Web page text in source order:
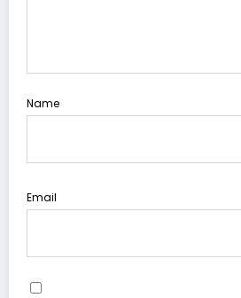
Name
Email